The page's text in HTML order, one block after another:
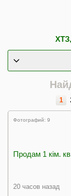
1
Фотографий: 9
Продам 1 кім.
20 часов назад